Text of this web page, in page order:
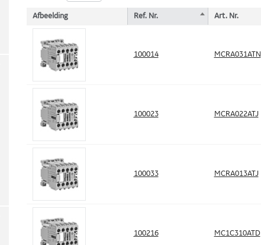
Afbeelding Ref. Nr. Art. Nr.
100014 MCRA031ATN
100023 MCRA022ATJ
100033 MCRA013ATJ
100216 MC1C310ATD